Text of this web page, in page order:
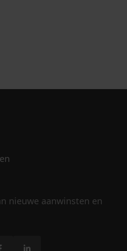
nieuwe aanwinsten en